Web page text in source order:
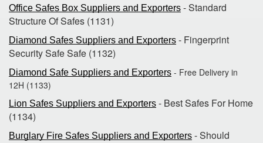
Office Safes Box Suppliers and Exporters - Standard
Structure Of Safes (1131)
Diamond Safes Suppliers and Exporters - Fingerprint
Security Safe Safe (1132)
Diamond Safe Suppliers and Exporters - Free Delivery in
12H (1133)
Lion Safes Suppliers and Exporters - Best Safes For Home
(1134)
Burglary Fire Safes Suppliers and Exporters - Should